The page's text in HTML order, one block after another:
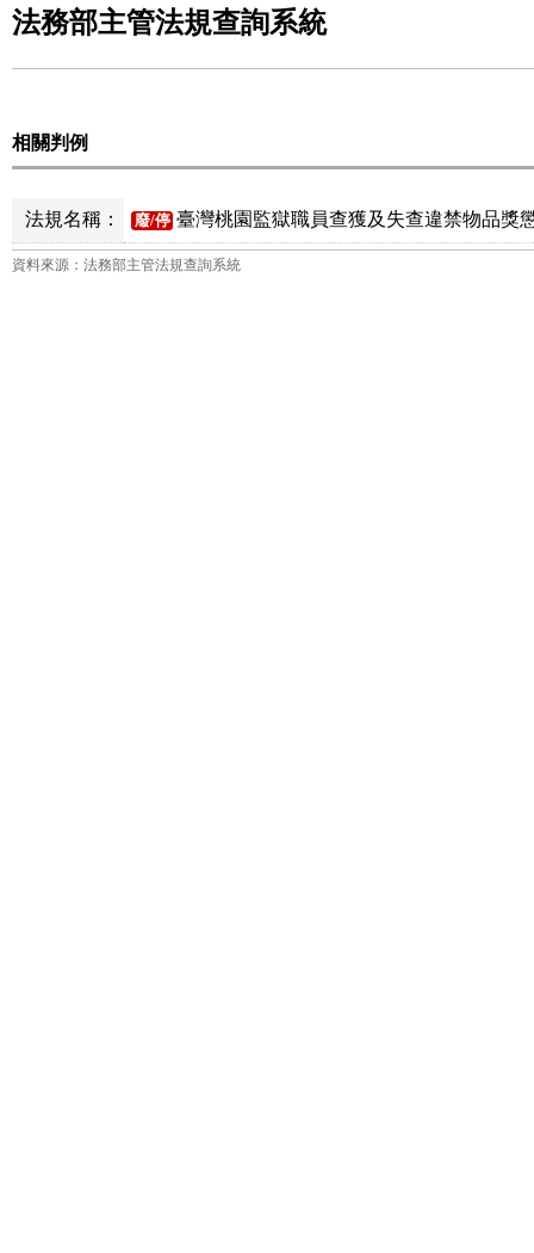
法務部主管法規查詢系統
相關判例
法規名稱： 廢/停 臺灣桃園監獄職員查獲及失查違禁物品獎
資料來源：法務部主管法規查詢系統